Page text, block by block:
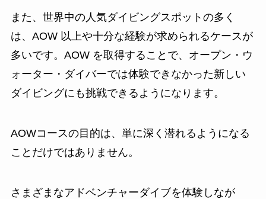
また、世界中の人気ダイビングスポットの多く
は、AOW 以上や十分な経験が求められるケースが
多いです。AOW を取得することで、オープン・ウ
ォーター・ダイバーでは体験できなかった新しい
ダイビングにも挑戦できるようになります。
AOWコースの目的は、単に深く潜れるようになる
ことだけではありません。
さまざまなアドベンチャーダイブを体験しなが